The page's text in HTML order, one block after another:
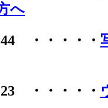
へ
・・・・・
・・・・・